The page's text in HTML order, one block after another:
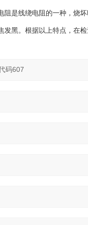
是线绕电阻的一种，烧
黑。根据以上特点，在